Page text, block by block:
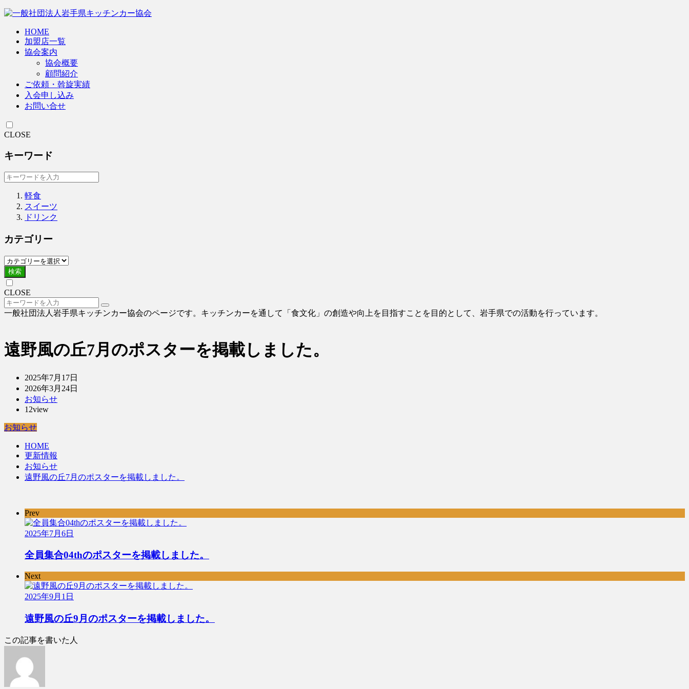
HOME
加盟店一覧
協会案内
協会概要
顧問紹介
ご依頼・斡旋実績
入会申し込み
お問い合せ
CLOSE
キーワード
軽食
スイーツ
ドリンク
カテゴリー
検索
CLOSE
一般社団法人岩手県キッチンカー協会のページです。キッチンカーを通して「食文化」の創造や向上を目指すことを目的として、岩手県での活動を行っています。
遠野風の丘7月のポスターを掲載しました。
2025年7月17日
2026年3月24日
お知らせ
12view
お知らせ
HOME
更新情報
お知らせ
遠野風の丘7月のポスターを掲載しました。
Prev
2025年7月6日
全員集合04thのポスターを掲載しました。
Next
2025年9月1日
遠野風の丘9月のポスターを掲載しました。
この記事を書いた人